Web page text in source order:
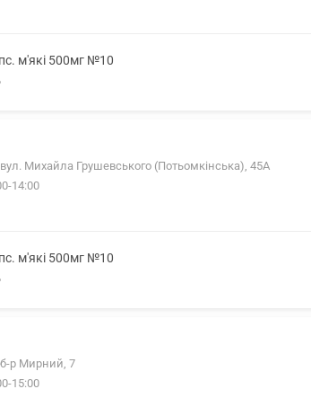
м'які 500мг №10
Михайла Грушевського (Потьомкінська), 45А
14:00
м'які 500мг №10
р Мирний, 7
15:00